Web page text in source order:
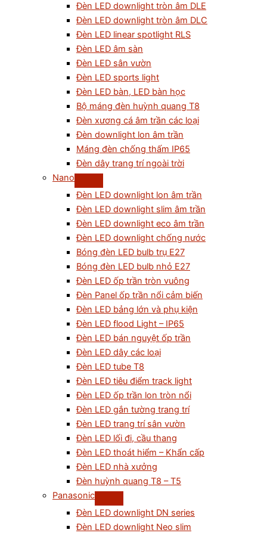
Đèn LED downlight tròn âm DLE
Đèn LED downlight tròn âm DLC
Đèn LED linear spotlight RLS
Đèn LED âm sàn
Đèn LED sân vườn
Đèn LED sports light
Đèn LED bàn, LED bàn học
Bộ máng đèn huỳnh quang T8
Đèn xương cá âm trần các loại
Đèn downlight lon âm trần
Máng đèn chống thấm IP65
Đèn dây trang trí ngoài trời
Nano
Đèn LED downlight lon âm trần
Đèn LED downlight slim âm trần
Đèn LED downlight eco âm trần
Đèn LED downlight chống nước
Bóng đèn LED bulb trụ E27
Bóng đèn LED bulb nhỏ E27
Đèn LED ốp trần tròn vuông
Đèn Panel ốp trần nổi cảm biến
Đèn LED bảng lớn và phụ kiện
Đèn LED flood Light – IP65
Đèn LED bán nguyệt ốp trần
Đèn LED dây các loại
Đèn LED tube T8
Đèn LED tiêu điểm track light
Đèn LED ốp trần lon tròn nổi
Đèn LED gắn tường trang trí
Đèn LED trang trí sân vườn
Đèn LED lối đi, cầu thang
Đèn LED thoát hiểm – Khẩn cấp
Đèn LED nhà xưởng
Đèn huỳnh quang T8 – T5
Panasonic
Đèn LED downlight DN series
Đèn LED downlight Neo slim